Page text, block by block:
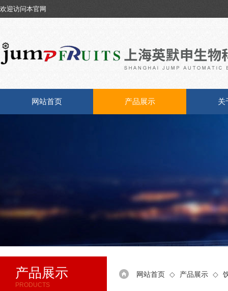
欢迎访问本官网
网站首页 产品展示 关
产品展示
PRODUCTS
网站首页 ◇ 产品展示 ◇